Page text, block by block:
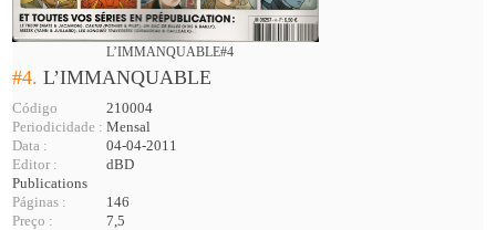
L’IMMANQUABLE#4
#4.L’IMMANQUABLE
Código
210004
Periodicidade : Mensal
Data :
04-04-2011
Editor :
dBD
Publications
Páginas :
146
Preço :
7,5